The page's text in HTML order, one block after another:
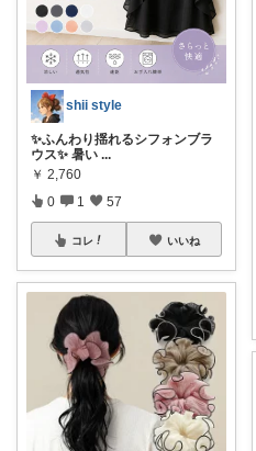
shii style
✨ふんわり揺れるシフォンブラ
ウス✨ 暑い ...
￥ 2,760
0 1 57
コレ いいね